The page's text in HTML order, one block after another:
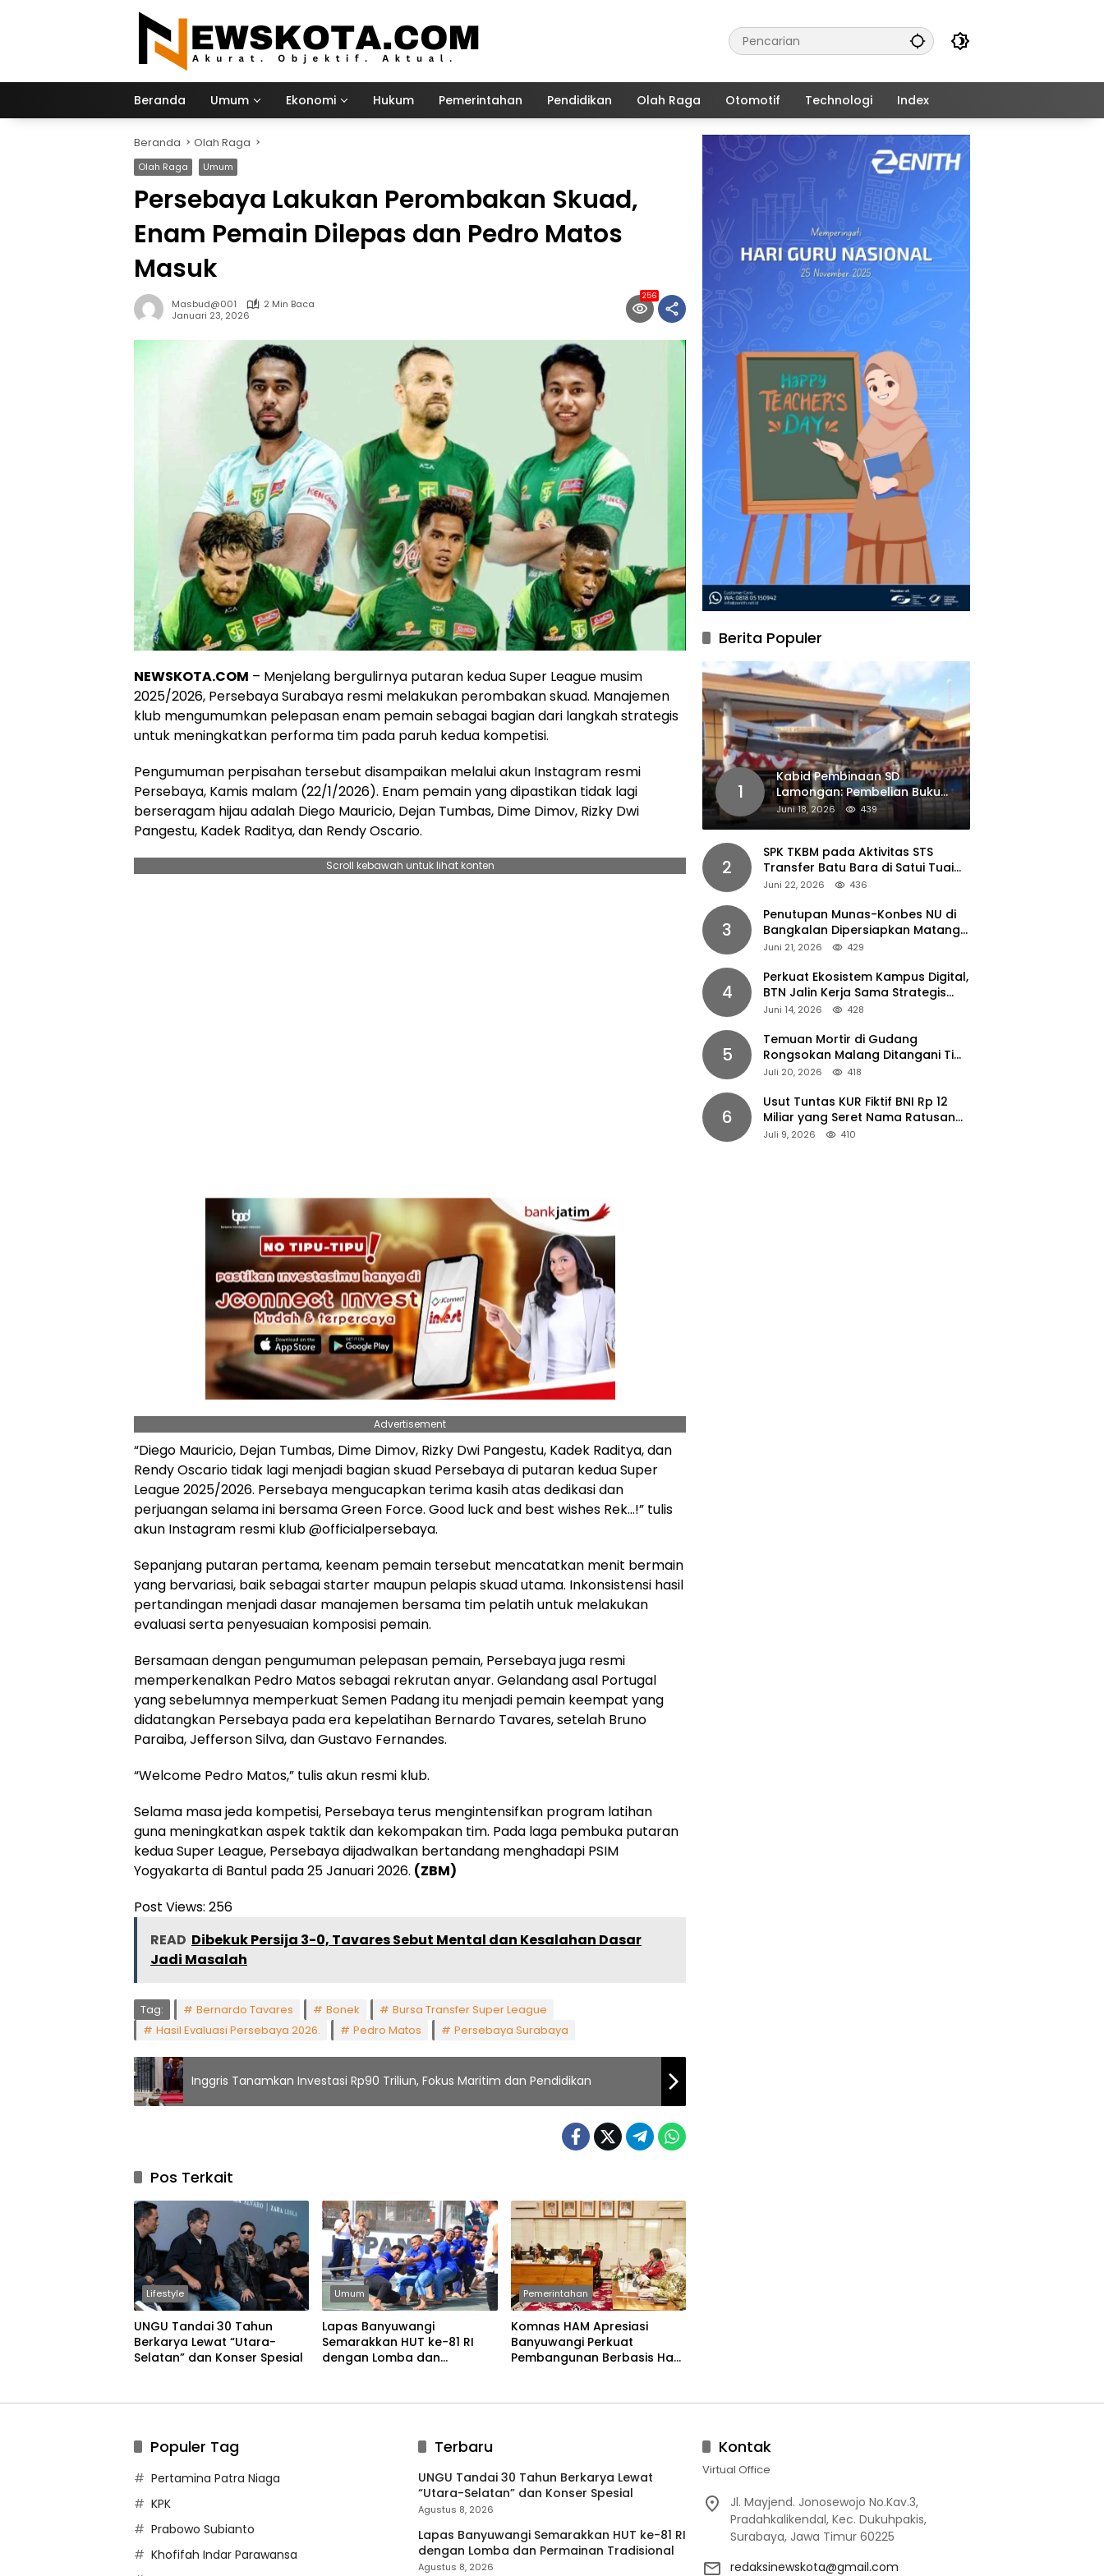
Beranda Umum Ekonomi Hukum Pemerintahan Pendidikan Olah Raga Otomotif Technologi Index
Beranda Olah Raga
Olah Raga Umum
Persebaya Lakukan Perombakan Skuad,
Enam Pemain Dilepas dan Pedro Matos
Masuk
Masbud@001
2 Min Baca
Januari 23, 2026
256
NEWSKOTA.COM – Menjelang bergulirnya putaran kedua Super League musim
2025/2026, Persebaya Surabaya resmi melakukan perombakan skuad. Manajemen
klub mengumumkan pelepasan enam pemain sebagai bagian dari langkah strategis
untuk meningkatkan performa tim pada paruh kedua kompetisi.
Pengumuman perpisahan tersebut disampaikan melalui akun Instagram resmi
Persebaya, Kamis malam (22/1/2026). Enam pemain yang dipastikan tidak lagi
berseragam hijau adalah Diego Mauricio, Dejan Tumbas, Dime Dimov, Rizky Dwi
Pangestu, Kadek Raditya, dan Rendy Oscario.
Scroll kebawah untuk lihat konten
Advertisement
“Diego Mauricio, Dejan Tumbas, Dime Dimov, Rizky Dwi Pangestu, Kadek Raditya, dan
Rendy Oscario tidak lagi menjadi bagian skuad Persebaya di putaran kedua Super
League 2025/2026. Persebaya mengucapkan terima kasih atas dedikasi dan
perjuangan selama ini bersama Green Force. Good luck and best wishes Rek…!” tulis
akun Instagram resmi klub @officialpersebaya.
Sepanjang putaran pertama, keenam pemain tersebut mencatatkan menit bermain
yang bervariasi, baik sebagai starter maupun pelapis skuad utama. Inkonsistensi hasil
pertandingan menjadi dasar manajemen bersama tim pelatih untuk melakukan
evaluasi serta penyesuaian komposisi pemain.
Bersamaan dengan pengumuman pelepasan pemain, Persebaya juga resmi
memperkenalkan Pedro Matos sebagai rekrutan anyar. Gelandang asal Portugal
yang sebelumnya memperkuat Semen Padang itu menjadi pemain keempat yang
didatangkan Persebaya pada era kepelatihan Bernardo Tavares, setelah Bruno
Paraiba, Jefferson Silva, dan Gustavo Fernandes.
“Welcome Pedro Matos,” tulis akun resmi klub.
Selama masa jeda kompetisi, Persebaya terus mengintensifkan program latihan
guna meningkatkan aspek taktik dan kekompakan tim. Pada laga pembuka putaran
kedua Super League, Persebaya dijadwalkan bertandang menghadapi PSIM
Yogyakarta di Bantul pada 25 Januari 2026. (ZBM)
Post Views: 256
READ Dibekuk Persija 3-0, Tavares Sebut Mental dan Kesalahan Dasar
Jadi Masalah
Tag: Bernardo Tavares Bonek
Bursa Transfer Super League
Hasil Evaluasi Persebaya 2026.
Pedro Matos Persebaya Surabaya
Inggris Tanamkan Investasi Rp90 Triliun, Fokus Maritim dan Pendidikan
Pos Terkait
Lifestyle
UNGU Tandai 30 Tahun
Berkarya Lewat “Utara-
Selatan” dan Konser Spesial
Umum
Lapas Banyuwangi
Semarakkan HUT ke-81 RI
dengan Lomba dan
Pemerintahan
Komnas HAM Apresiasi
Banyuwangi Perkuat
Pembangunan Berbasis Hak
Berita Populer
1
Kabid Pembinaan SD
Lamongan: Pembelian Buku
Pendamping Tidak Boleh
Dipaksakan
Juni 18, 2026 439
2
SPK TKBM pada Aktivitas STS
Transfer Batu Bara di Satui Tuai
Sorotan
Juni 22, 2026 436
3
Penutupan Munas-Konbes NU di
Bangkalan Dipersiapkan Matang,
Gus Ipul Turun Tangan
Juni 21, 2026 429
4
Perkuat Ekosistem Kampus Digital,
BTN Jalin Kerja Sama Strategis
dengan UNAIR
Juni 14, 2026 428
5
Temuan Mortir di Gudang
Rongsokan Malang Ditangani Tim
Gegana Polda Jatim
Juli 20, 2026 418
6
Usut Tuntas KUR Fiktif BNI Rp 12
Miliar yang Seret Nama Ratusan
Petani Jember
Juli 9, 2026 410
Populer Tag
Pertamina Patra Niaga
KPK
Prabowo Subianto
Khofifah Indar Parawansa
Terbaru
UNGU Tandai 30 Tahun Berkarya Lewat
“Utara-Selatan” dan Konser Spesial
Agustus 8, 2026
Lapas Banyuwangi Semarakkan HUT ke-81 RI
dengan Lomba dan Permainan Tradisional
Agustus 8, 2026
Kontak
Virtual Office
Jl. Mayjend. Jonosewojo No.Kav.3,
Pradahkalikendal, Kec. Dukuhpakis,
Surabaya, Jawa Timur 60225
redaksinewskota@gmail.com